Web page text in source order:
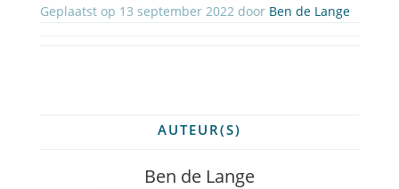
Geplaatst op 13 september 2022 door Ben de Lange
AUTEUR(S)
Ben de Lange